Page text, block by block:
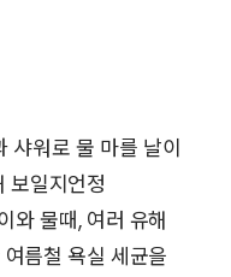
샤워로 물 마를 날이
보일지언정
와 물때, 여러 유해
름철 욕실 세균을